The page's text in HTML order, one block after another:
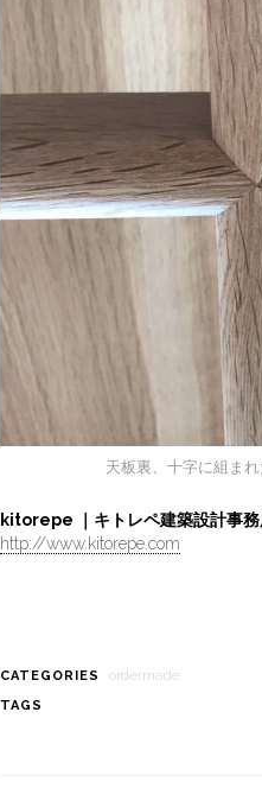
天板裏、十字に組まれ
kitorepe ｜キトレペ建築設計事
http://www.kitorepe.com
CATEGORIES ordermade
TAGS